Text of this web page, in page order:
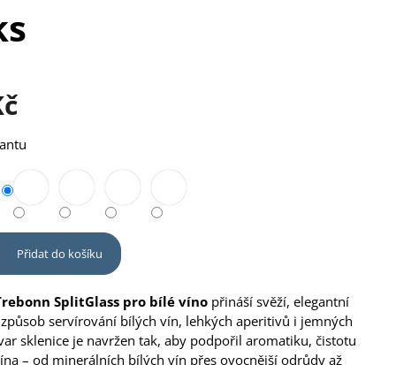
Přidat do košíku
SplitGlass pro bílé víno přináší svěží, elegantní
servírování bílých vín, lehkých aperitivů i jemných
sklenice je navržen tak, aby podpořil aromatiku, čistotu
– od minerálních bílých vín přes ovocnější odrůdy až